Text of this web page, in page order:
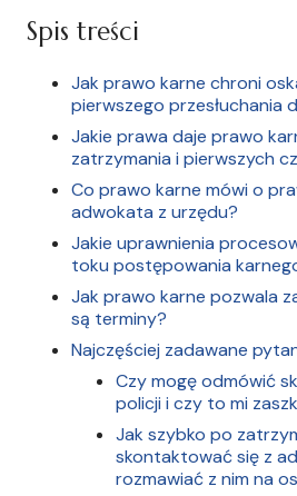
Spis treści
Jak prawo karne chroni
pierwszego przesłuchania
Jakie prawa daje prawo
zatrzymania i pierwszych
Co prawo karne mówi o
adwokata z urzędu?
Jakie uprawnienia
toku postępowania
Jak prawo karne pozwala
są terminy?
Najczęściej zadawane
Czy mogę odmówić
policji i czy to mi
Jak szybko po
skontaktować się z
rozmawiać z nim na